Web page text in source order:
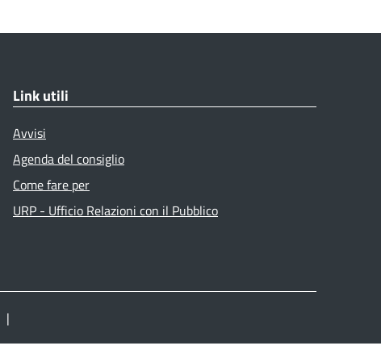
Link utili
Avvisi
Agenda del consiglio
Come fare per
URP - Ufficio Relazioni con il Pubblico
|